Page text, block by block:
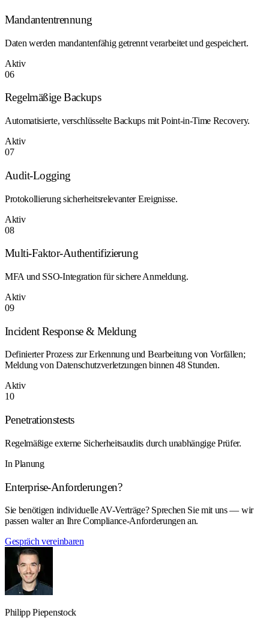
Mandantentrennung
Daten werden mandantenfähig getrennt verarbeitet und gespeichert.
Aktiv
06
Regelmäßige Backups
Automatisierte, verschlüsselte Backups mit Point-in-Time Recovery.
Aktiv
07
Audit-Logging
Protokollierung sicherheitsrelevanter Ereignisse.
Aktiv
08
Multi-Faktor-Authentifizierung
MFA und SSO-Integration für sichere Anmeldung.
Aktiv
09
Incident Response & Meldung
Definierter Prozess zur Erkennung und Bearbeitung von Vorfällen;
Meldung von Datenschutzverletzungen binnen 48 Stunden.
Aktiv
10
Penetrationstests
Regelmäßige externe Sicherheitsaudits durch unabhängige Prüfer.
In Planung
Enterprise-Anforderungen?
Sie benötigen individuelle AV-Verträge? Sprechen Sie mit uns — wir
passen walter an Ihre Compliance-Anforderungen an.
Gespräch vereinbaren
Philipp Piepenstock